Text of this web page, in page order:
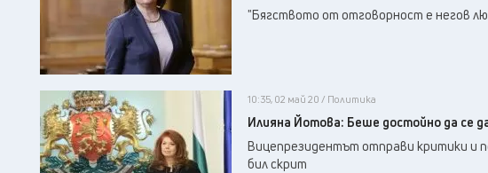
"Бягството от отговорност е негов
10:35, 02 май 20 / Политика
Илияна Йотова: Беше достойно да се
Вицепрезидентът отправи критики и
бил скрит